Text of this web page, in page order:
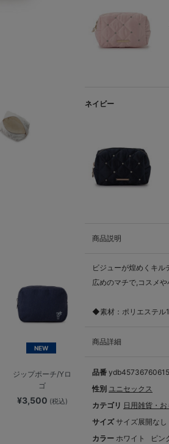
NEW
ジップポーチ/Yロ
ゴ
¥3,500 (税込)
ネイビー
商品説明
ビジューが煌めくキル
広めのマチで,コスメや
◆素材：ポリエステル
商品詳細
品番
性別 ユニセックス
カテゴリ 日用雑貨・お
サイズ サイズ展開なし
カラー ホワイト ピン